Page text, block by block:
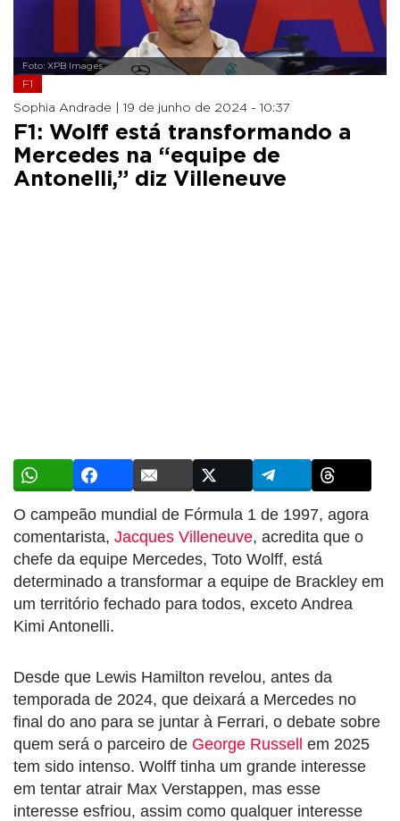
Foto: XPB Images
F1
Sophia Andrade | 19 de junho de 2024 - 10:37
F1: Wolff está transformando a
Mercedes na “equipe de
Antonelli,” diz Villeneuve
O campeão mundial de Fórmula 1 de 1997, agora
comentarista, Jacques Villeneuve, acredita que o
chefe da equipe Mercedes, Toto Wolff, está
determinado a transformar a equipe de Brackley em
um território fechado para todos, exceto Andrea
Kimi Antonelli.
Desde que Lewis Hamilton revelou, antes da
temporada de 2024, que deixará a Mercedes no
final do ano para se juntar à Ferrari, o debate sobre
quem será o parceiro de George Russell em 2025
tem sido intenso. Wolff tinha um grande interesse
em tentar atrair Max Verstappen, mas esse
interesse esfriou, assim como qualquer interesse